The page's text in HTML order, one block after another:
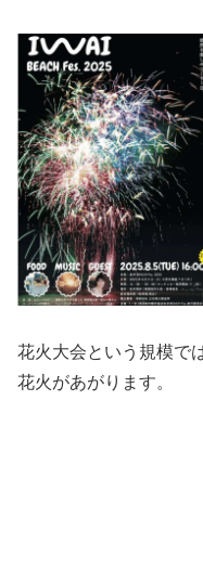
花火大会という規模で
花火があがります。